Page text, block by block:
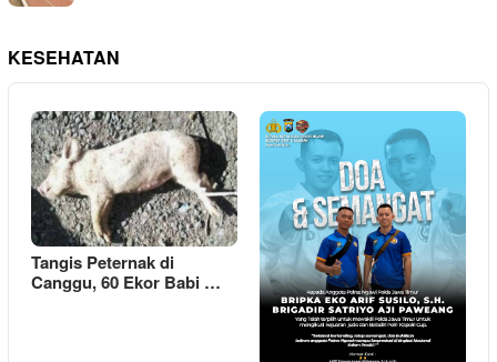
KESEHATAN
Tangis Peternak di
Canggu, 60 Ekor Babi …